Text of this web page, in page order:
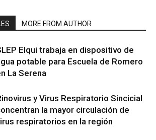
MORE FROM AUTHOR
Elqui trabaja en dispositivo de
potable para Escuela de Romero
La Serena
y Virus Respiratorio Sincicial
la mayor circulación de
respiratorios en la región